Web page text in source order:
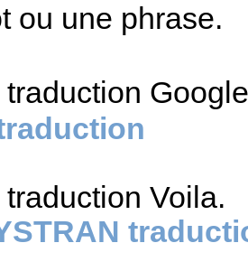
ou une phrase.
traduction
Voila.